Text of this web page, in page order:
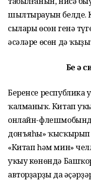
шылтырауын белде.
сылары өсөн генә
әсәләре өсөн дә
Беҙ
Беренсе республика
ҡалманыҡ. Китап
онлайн-
донъяһы»
«Китап һәм мин»
уҡыу көнөндә
авторҙарҙың да